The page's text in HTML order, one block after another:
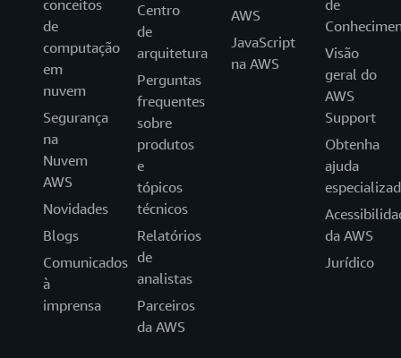
conceitos
de
computação
em
nuvem
Segurança
na
Nuvem
AWS
Novidades
Blogs
Comunicados
à
imprensa
Centro
de
arquitetura
Perguntas
frequentes
sobre
produtos
e
tópicos
técnicos
Relatórios
de
analistas
Parceiros
da AWS
AWS
JavaScript
na AWS
de
Visão
geral do
AWS
Support
Obtenha
ajuda
da AWS
Jurídico